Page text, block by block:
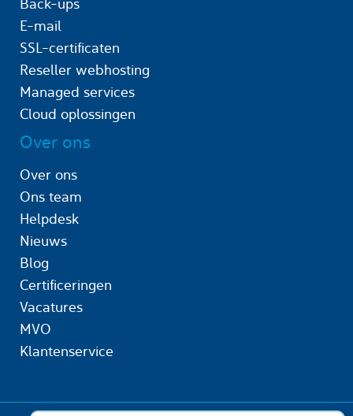
E-mail
SSL-certificaten
Reseller webhosting
Managed services
Cloud oplossingen
Over ons
Over ons
Ons team
Helpdesk
Nieuws
Blog
Certificeringen
Vacatures
MVO
Klantenservice